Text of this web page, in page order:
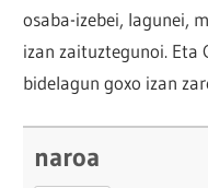
osaba-izebei, lagunei,
izan zaituztegunoi. Eta
bidelagun goxo izan
naroa